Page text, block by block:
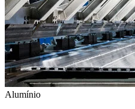
Alumínio